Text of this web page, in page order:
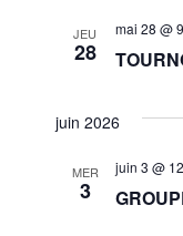
JEU
28
mai 28 @
juin 2026
MER
3
juin 3 @